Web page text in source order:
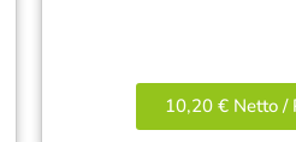
10,20 € Netto /